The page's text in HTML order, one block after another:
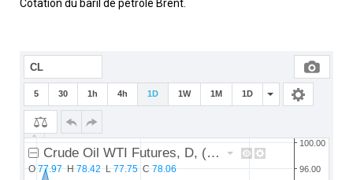
Cotation du baril de pétrole Brent.